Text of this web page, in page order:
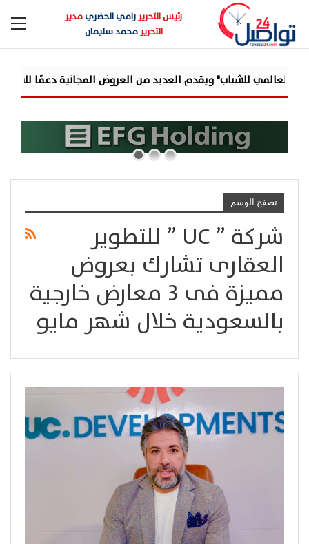
رئيس التحريررامي الحضريمدير
التحريرمحمد سليمان
للشباب" ويقدم العديد من العروض المجانية دعمًا للشمول
تصفح الوسم
شركة ” UC ” للتطوير
العقارى تشارك بعروض
مميزة فى ٣ معارض خارجية
بالسعودية خلال شهر مايو